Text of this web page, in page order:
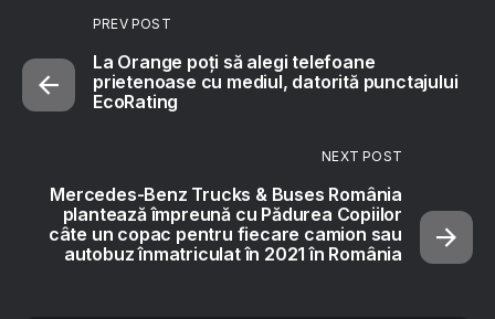
PREV POST
La Orange poți să alegi telefoane
prietenoase cu mediul, datorită punctajului
EcoRating
NEXT POST
Mercedes-Benz Trucks & Buses România
plantează împreună cu Pădurea Copiilor
câte un copac pentru fiecare camion sau
autobuz înmatriculat în 2021 în România